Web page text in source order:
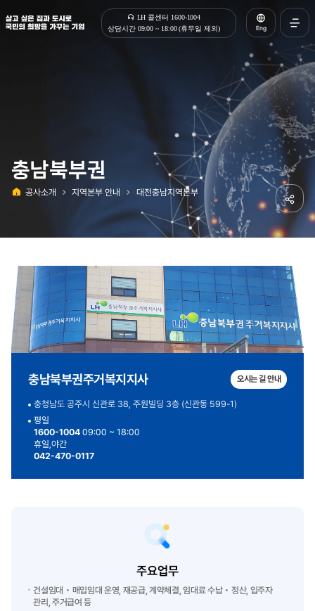
살고 싶은 집과 도시로 국민의 희망을 가꾸는 기업 | 한국토지주택공사
LH 콜센터 1600-1004
상담시간 09:00 ~ 18:00 (휴무일 제외)
Eng
전체
열기
충남북부권
공사소개 지역본부 안내 대전충남지역본부
공유
충남북부권주거복지지사 오시는 길 안내
충청남도 공주시 신관로 38, 주원빌딩 3층 (신관동 599-1)
평일
1600-1004 09:00 ~ 18:00
휴일,야간
042-470-0117
주요업무
건설임대‧매입임대 운영, 재공급, 계약체결, 임대료 수납‧정산, 입주자
관리, 주거급여 등